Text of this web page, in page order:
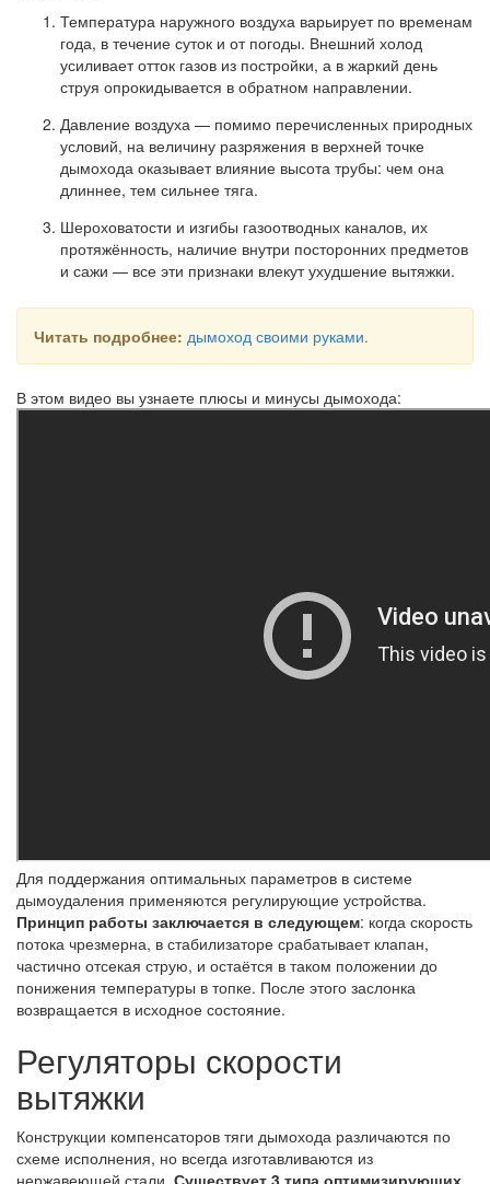
Температура наружного воздуха варьирует по временам
года, в течение суток и от погоды. Внешний холод
усиливает отток газов из постройки, а в жаркий день
струя опрокидывается в обратном направлении.
Давление воздуха — помимо перечисленных природных
условий, на величину разряжения в верхней точке
дымохода оказывает влияние высота трубы: чем она
длиннее, тем сильнее тяга.
Шероховатости и изгибы газоотводных каналов, их
протяжённость, наличие внутри посторонних предметов
и сажи — все эти признаки влекут ухудшение вытяжки.
Читать подробнее: дымоход своими руками.
В этом видео вы узнаете плюсы и минусы дымохода:
Для поддержания оптимальных параметров в системе
дымоудаления применяются регулирующие устройства.
Принцип работы заключается в следующем: когда скорость
потока чрезмерна, в стабилизаторе срабатывает клапан,
частично отсекая струю, и остаётся в таком положении до
понижения температуры в топке. После этого заслонка
возвращается в исходное состояние.
Регуляторы скорости
вытяжки
Конструкции компенсаторов тяги дымохода различаются по
схеме исполнения, но всегда изготавливаются из
нержавеющей стали. Существует 3 типа оптимизирующих